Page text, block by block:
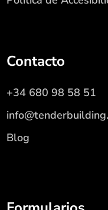
Contacto
+34 680 98 58 51
Blog